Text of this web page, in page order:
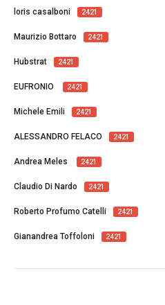
loris casalboni 2421
Maurizio Bottaro 2421
Hubstrat 2421
EUFRONIO 2421
Michele Emili 2421
ALESSANDRO FELACO 2421
Andrea Meles 2421
Claudio Di Nardo 2421
Roberto Profumo Catelli 2421
Gianandrea Toffoloni 2421